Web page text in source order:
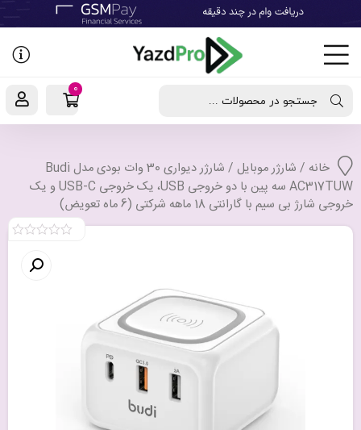
جستجو در محصولات ...
0
خانه / شارژر موبایل
/ شارژر دیواری 30 وات بودی مدل Budi
AC317TUW سه پین با دو خروجی USB، یک خروجی USB-C و یک
خروجی شارژ بی سیم با گارانتی 18 ماهه شرکتی (6 ماه تعویض)